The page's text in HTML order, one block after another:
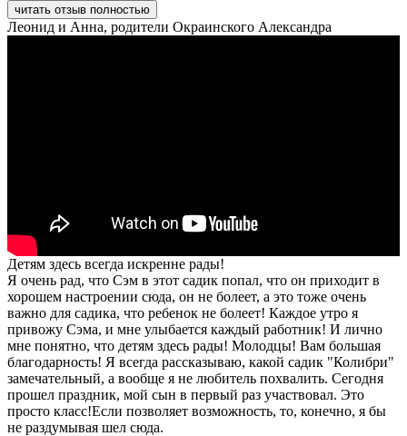
читать отзыв полностью
Леонид и Анна, родители Окраинского Александра
Детям здесь всегда искренне рады!
Я очень рад, что Сэм в этот садик попал, что он приходит в
хорошем настроении сюда, он не болеет, а это тоже очень
важно для садика, что ребенок не болеет! Каждое утро я
привожу Сэма, и мне улыбается каждый работник! И лично
мне понятно, что детям здесь рады! Молодцы! Вам большая
благодарность! Я всегда рассказываю, какой садик "Колибри"
замечательный, а вообще я не любитель похвалить. Сегодня
прошел праздник, мой сын в первый раз участвовал. Это
просто класс!Если позволяет возможность, то, конечно, я бы
не раздумывая шел сюда.